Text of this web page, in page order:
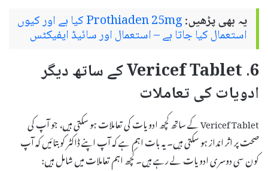
یہ بھی پڑھیں: Prothiaden 25mg کیا ہے اور کیوں
استعمال کیا جاتا ہے – استعمال اور سائیڈ ایفیکٹس
6. Vericef Tablet کے ساتھ دیگر
ادویات کی تعاملات
Vericef Tablet کے ساتھ کچھ ادویات کی تعاملات ہو سکتی ہیں، جو آپ کی
صحت پر اثر انداز ہو سکتی ہیں۔ یہ بات اہم ہے کہ آپ اپنے ڈاکٹر کو بتائیں کہ آپ
کون سی دوسری ادویات لے رہے ہیں۔ کچھ اہم تعاملات میں شامل ہیں: